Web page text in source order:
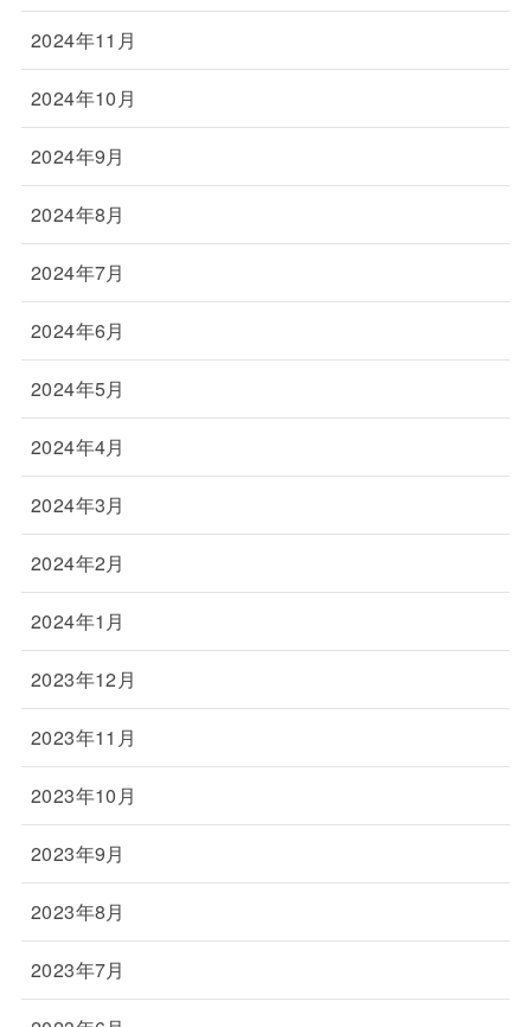
2024年11月
2024年10月
2024年9月
2024年8月
2024年7月
2024年6月
2024年5月
2024年4月
2024年3月
2024年2月
2024年1月
2023年12月
2023年11月
2023年10月
2023年9月
2023年8月
2023年7月